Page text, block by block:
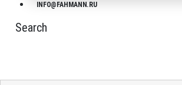
INFO@FAHMANN.RU
Search